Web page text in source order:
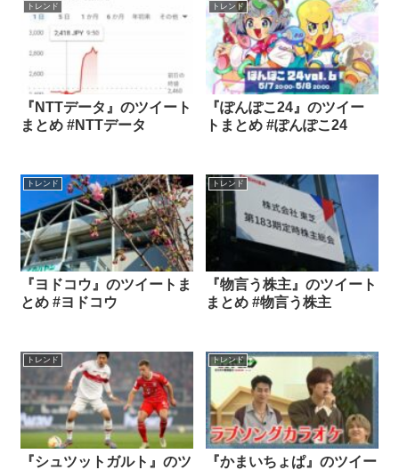
トレンド
『NTTデータ』のツイート
まとめ #NTTデータ
トレンド
『ぽんぽこ24』のツイー
トまとめ #ぽんぽこ24
トレンド
『ヨドコウ』のツイートま
とめ #ヨドコウ
トレンド
『物言う株主』のツイート
まとめ #物言う株主
トレンド
『シュツットガルト』のツ
トレンド
『かまいちょぱ』のツイー